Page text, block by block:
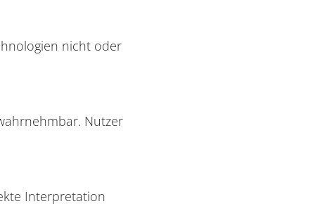
nicht oder
Nutzer
Interpretation